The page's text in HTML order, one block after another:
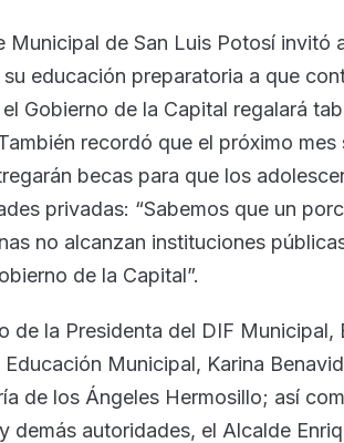
Municipal de San Luis Potosí invitó
educación preparatoria a que
Gobierno de la Capital regalará
recordó que el próximo
becas para que los
privadas: “Sabemos que un
no alcanzan instituciones
de la Capital”.
de la Presidenta del DIF Municipal,
Municipal, Karina
de los Ángeles Hermosillo; así
demás autoridades, el Alcalde